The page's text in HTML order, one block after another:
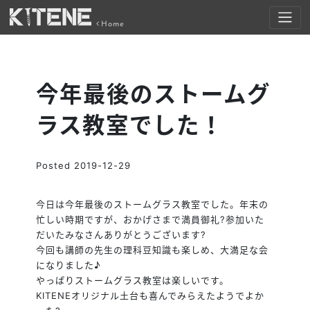
Home
今年最後のストームグ
ラス教室でした！
Posted 2019-12-29
今日は今年最後のストームグラス教室でした。年末の
忙しい時期ですが、おかげさまで満員御礼?参加いた
だいたみなさんありがとうございます?
今回も講師の先生の理科豆知識も楽しめ、大満足な会
になりました♪
やっぱりストームグラス教室は楽しいです。
KITENEオリジナル土台も喜んでみらえたようでよか